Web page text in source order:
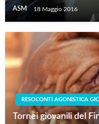
ASM 18 Maggio 2016
RESOCONTI AGONISTICA
Tornei giovanili del